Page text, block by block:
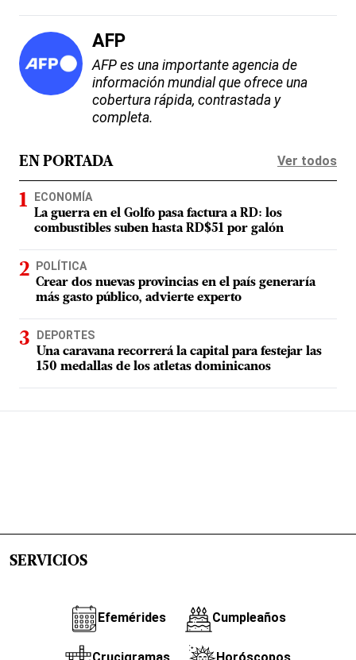
AFP
AFP es una importante agencia de
información mundial que ofrece una
cobertura rápida, contrastada y
completa.
EN PORTADA Ver todos
ECONOMÍA
La guerra en el Golfo pasa factura a RD: los
combustibles suben hasta RD$51 por galón
POLÍTICA
Crear dos nuevas provincias en el país generaría
más gasto público, advierte experto
DEPORTES
Una caravana recorrerá la capital para festejar las
150 medallas de los atletas dominicanos
SERVICIOS
Efemérides Cumpleaños